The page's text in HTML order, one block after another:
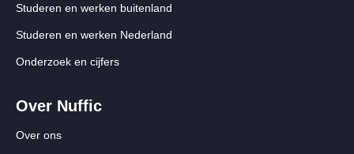
Studeren en werken buitenland
Studeren en werken Nederland
Onderzoek en cijfers
Over Nuffic
Over ons